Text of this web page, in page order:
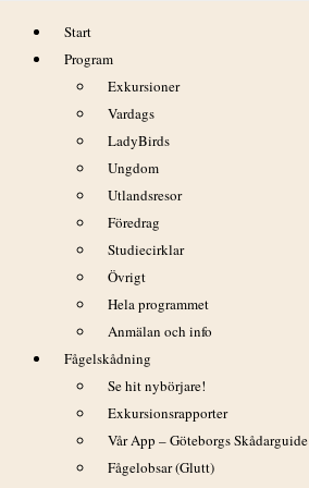
Start
Program
Exkursioner
Vardags
LadyBirds
Ungdom
Utlandsresor
Föredrag
Studiecirklar
Övrigt
Hela programmet
Anmälan och info
Fågelskådning
Se hit nybörjare!
Exkursionsrapporter
Vår App – Göteborgs Skådarguide
Fågelobsar (Glutt)
Vallda Sandö 15/9 2011